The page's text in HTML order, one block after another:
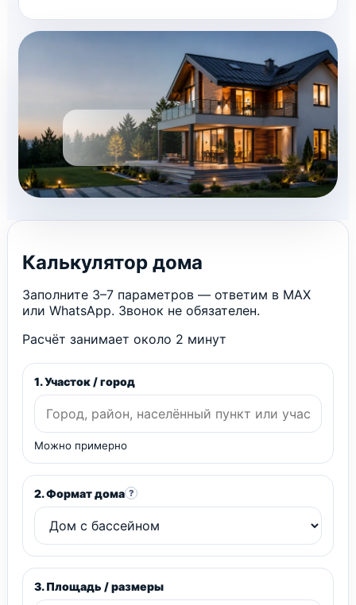
Калькулятор дома
Заполните 3–7 параметров — ответим в MAX
или WhatsApp. Звонок не обязателен.
Расчёт занимает около 2 минут
1. Участок / город
Можно примерно
2. Формат дома ?
3. Площадь / размеры